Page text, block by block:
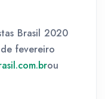
Brasil 2020
fevereiro
ou